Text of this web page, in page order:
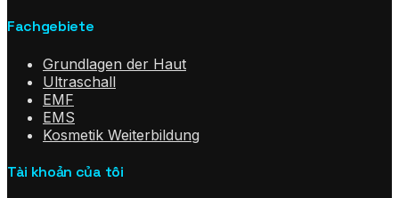
Fachgebiete
Grundlagen der Haut
Ultraschall
EMF
EMS
Kosmetik Weiterbildung
Tài khoản của tôi